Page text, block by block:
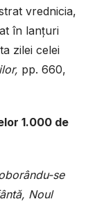
vrednicia,
în lanțuri
zilei celei
pp. 660,
1.000 de
se
Noul